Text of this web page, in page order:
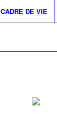
CADRE DE VIE